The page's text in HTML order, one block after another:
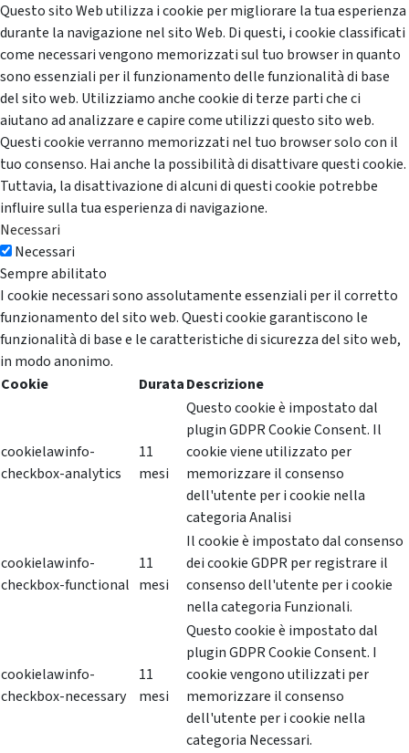
Questo sito Web utilizza i cookie per migliorare la tua esperienza
durante la navigazione nel sito Web. Di questi, i cookie classificati
come necessari vengono memorizzati sul tuo browser in quanto
sono essenziali per il funzionamento delle funzionalità di base
del sito web. Utilizziamo anche cookie di terze parti che ci
aiutano ad analizzare e capire come utilizzi questo sito web.
Questi cookie verranno memorizzati nel tuo browser solo con il
tuo consenso. Hai anche la possibilità di disattivare questi cookie.
Tuttavia, la disattivazione di alcuni di questi cookie potrebbe
influire sulla tua esperienza di navigazione.
Necessari
Necessari
Sempre abilitato
I cookie necessari sono assolutamente essenziali per il corretto
funzionamento del sito web. Questi cookie garantiscono le
funzionalità di base e le caratteristiche di sicurezza del sito web,
in modo anonimo.
Cookie
DurataDescrizione
cookielawinfo-
checkbox-analytics
11
mesi
Questo cookie è impostato dal
plugin GDPR Cookie Consent. Il
cookie viene utilizzato per
memorizzare il consenso
dell'utente per i cookie nella
categoria Analisi
cookielawinfo-
checkbox-functional
11
mesi
Il cookie è impostato dal consenso
dei cookie GDPR per registrare il
consenso dell'utente per i cookie
nella categoria Funzionali.
cookielawinfo-
checkbox-necessary
11
mesi
Questo cookie è impostato dal
plugin GDPR Cookie Consent. I
cookie vengono utilizzati per
memorizzare il consenso
dell'utente per i cookie nella
categoria Necessari.